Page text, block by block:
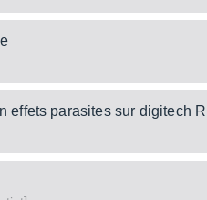
effets parasites sur digitech